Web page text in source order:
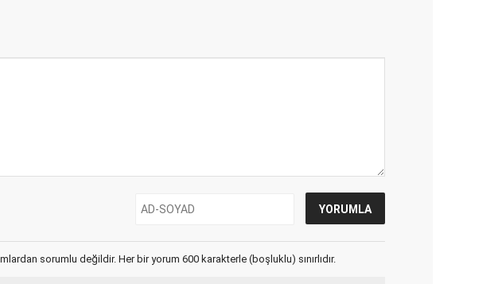
sorumlu değildir. Her bir yorum 600 karakterle (boşluklu) sınırlıdır.